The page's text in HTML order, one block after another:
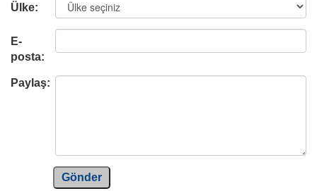
Ülke:
E-
posta:
Paylaş:
Gönder